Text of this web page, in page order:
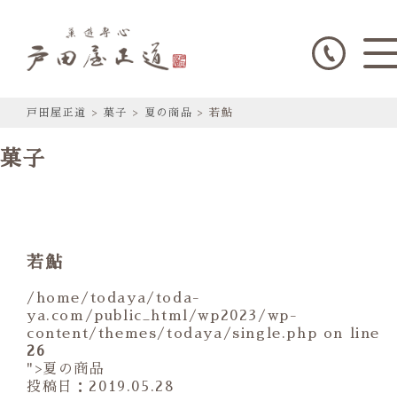
戸田屋正道 > 菓子 > 夏の商品 >若鮎
菓子
若鮎
/home/todaya/toda-
ya.com/public_html/wp2023/wp-
content/themes/todaya/single.php on line
26
">夏の商品
投稿日：2019.05.28